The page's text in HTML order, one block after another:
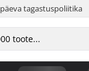
tagastuspoliitika